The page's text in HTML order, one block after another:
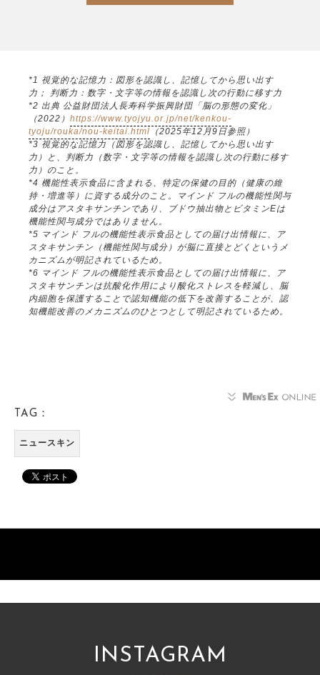
*1 視覚的な記憶力：図形を認識し、記憶してから思い出す
力； 判断力：数字・文字等の情報を認識し次の行動に移す力
*2 出典 公益財団法人長寿科学振興財団「脳の形態の変化」
（2022） https://www.tyojyu.or.jp/net/kenkou-
tyoju/rouka/nou-keitai.html （2025年12月9日参照）
*3 視覚的な記憶力（図形を認識し、記憶してから思い出す
力）と、判断力（数字・文字等の情報を認識し次の行動に移す
力）のこと。
*4 機能性表示食品に含まれる、特定の保健の目的（健康の維
持・増進等）に資する成分のこと。マインド フルの機能性関与
成分はアスタキサンチンであり、ブドウ抽出物とビタミンEは
機能性関与成分ではありません。
*5 マインド フルの機能性表示食品としての届け出情報に、ア
スタキサンチン（機能性関与成分）が脳に直接とどくというメ
カニズムが明記されているため。
*6 マインド フルの機能性表示食品としての届け出情報に、ア
スタキサンチンは抗酸化作用により酸化ストレスを軽減し、脳
内細胞を保護することで認知機能の低下を改善することが、認
知機能改善のメカニズムのひとつとして明記されているため。
TAG：
ニュースキン
INSTAGRAM